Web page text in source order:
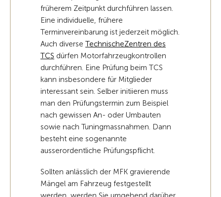
früherem Zeitpunkt durchführen lassen.
Eine individuelle, frühere
Terminvereinbarung ist jederzeit möglich.
Auch diverse TechnischeZentren des
TCS dürfen Motorfahrzeugkontrollen
durchführen. Eine Prüfung beim TCS
kann insbesondere für Mitglieder
interessant sein. Selber initiieren muss
man den Prüfungstermin zum Beispiel
nach gewissen An- oder Umbauten
sowie nach Tuningmassnahmen. Dann
besteht eine sogenannte
ausserordentliche Prüfungspflicht.
Sollten anlässlich der MFK gravierende
Mängel am Fahrzeug festgestellt